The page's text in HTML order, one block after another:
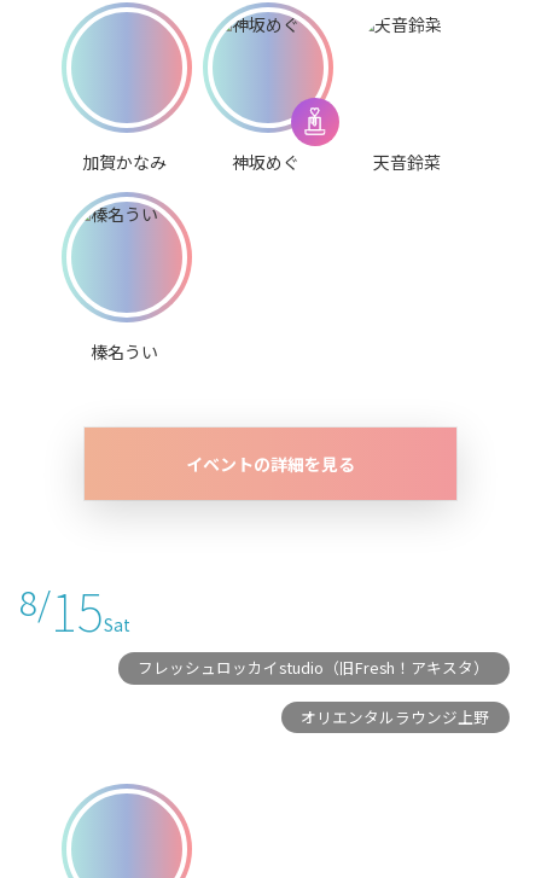
加賀かなみ 神坂めぐ 天音鈴菜
榛名うい
イベントの詳細を見る
8/15Sat
フレッシュロッカイstudio（旧Fresh！アキスタ）
オリエンタルラウンジ上野